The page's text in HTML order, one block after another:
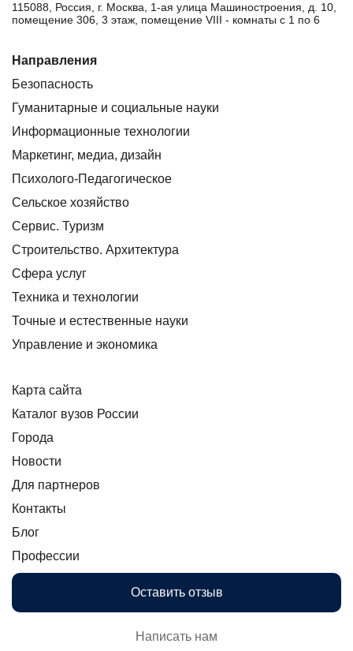
115088, Россия, г. Москва, 1-ая улица Машиностроения, д. 10,
помещение 306, 3 этаж, помещение VIII - комнаты с 1 по 6
Направления
Безопасность
Гуманитарные и социальные науки
Информационные технологии
Маркетинг, медиа, дизайн
Психолого-Педагогическое
Сельское хозяйство
Сервис. Туризм
Строительство. Архитектура
Сфера услуг
Техника и технологии
Точные и естественные науки
Управление и экономика
Карта сайта
Каталог вузов России
Города
Новости
Для партнеров
Контакты
Блог
Профессии
Оставить отзыв
Написать нам